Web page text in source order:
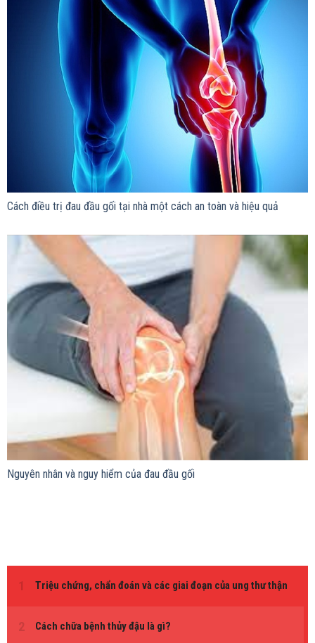
Cách điều trị đau đầu gối tại nhà một cách an toàn và hiệu quả
Nguyên nhân và nguy hiểm của đau đầu gối